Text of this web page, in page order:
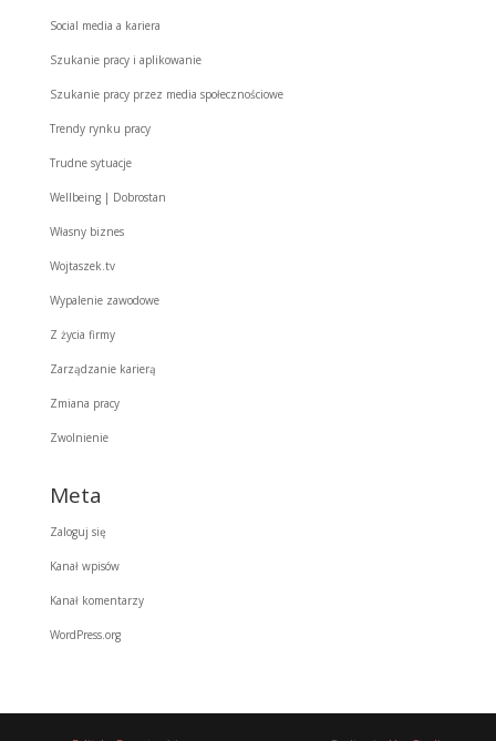
Social media a kariera
Szukanie pracy i aplikowanie
Szukanie pracy przez media społecznościowe
Trendy rynku pracy
Trudne sytuacje
Wellbeing | Dobrostan
Własny biznes
Wojtaszek.tv
Wypalenie zawodowe
Z życia firmy
Zarządzanie karierą
Zmiana pracy
Zwolnienie
Meta
Zaloguj się
Kanał wpisów
Kanał komentarzy
WordPress.org